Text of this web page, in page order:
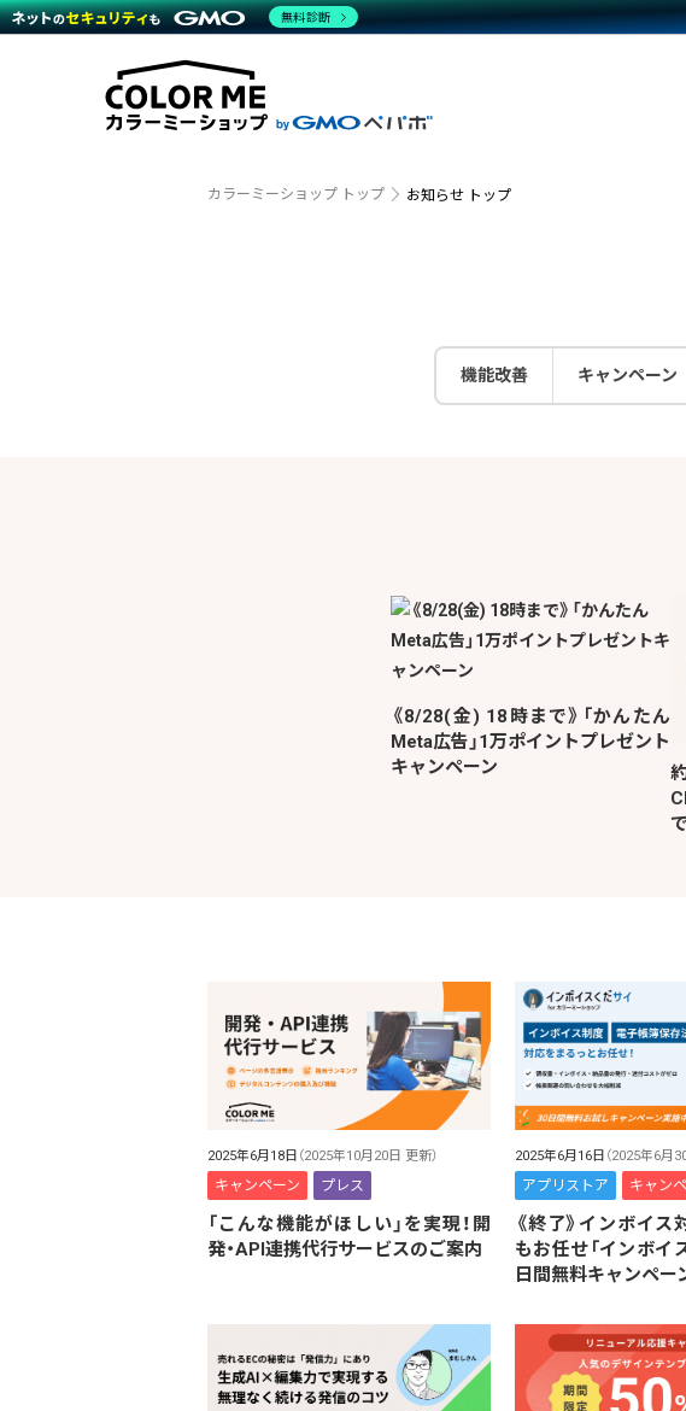
商材一覧を見る
機能一覧を見る
越境EC（海外販売）
売上につながる集客
複数店舗との連携
料金
プラン・料金一覧を見る
事例
運営サポート
サポート一覧を見る
開発・API連携代行
カラーミーショップ トップ お知らせ トップ
機能改善 キャンペーン
《8/28(金) 18時まで》「かんたん
Meta広告」1万ポイントプレゼント
キャンペーン
2025年6月18日 （2025年10月20日 更新）
キャンペーン プレス
「こんな機能がほしい」を実現！開
発・API連携代行サービスのご案内
2025年6月16日 （2025年6月
アプリストア キャン
《終了》インボイス
もお任せ「インボイ
日間無料キャンペー
無料診断